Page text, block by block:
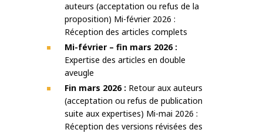
auteurs (acceptation ou refus de la
proposition) Mi-février 2026 :
Réception des articles complets
Mi-février – fin mars 2026 :
Expertise des articles en double
aveugle
Fin mars 2026 : Retour aux auteurs
(acceptation ou refus de publication
suite aux expertises) Mi-mai 2026 :
Réception des versions révisées des